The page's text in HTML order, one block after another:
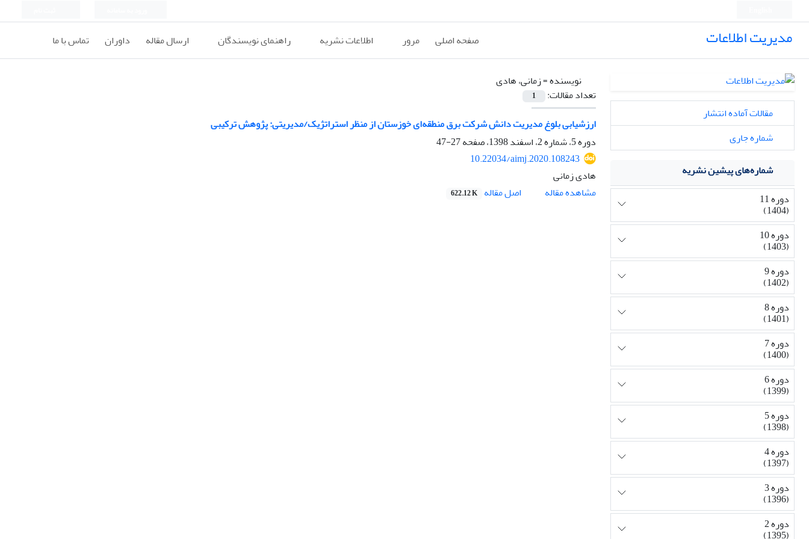
مدیریت اطلاعات صفحه اصلی مرور اطلاعات نشریه راهنمای نویسندگان ارسال مقاله داوران تماس با ما
نویسنده =زمانی، هادی
تعداد مقالات:
1
ارزشیابی بلوغ ﻣﺪﯾﺮﯾﺖ داﻧﺶ شرکت برق منطقه‌ای خوزستان از منظر استراتژیک/مدیریتی: پژوهش ترکیبی
دوره 5، شماره 2، اسفند 1398، صفحه
27-47
10.22034/aimj.2020.108243
هادی زمانی
مشاهده مقاله
اصل مقاله 622.12 K
مقالات آماده انتشار
شماره جاری
شماره‌های پیشین نشریه
دوره 11
(1404)
دوره 10
(1403)
دوره 9
(1402)
دوره 8
(1401)
دوره 7
(1400)
دوره 6
(1399)
دوره 5
(1398)
دوره 4
(1397)
دوره 3
(1396)
دوره 2